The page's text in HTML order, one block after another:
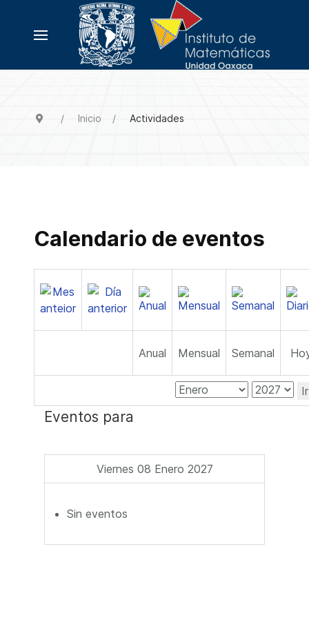
Inicio Actividades
Calendario de eventos
Anual Mensual Semanal
Eventos para
Viernes 08 Enero 2027
Sin eventos